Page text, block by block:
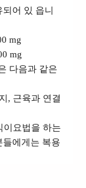
어 있 읍니
mg
mg
다음과 같은
, 근육과 연결
이요법을 하는
들에게는 복용